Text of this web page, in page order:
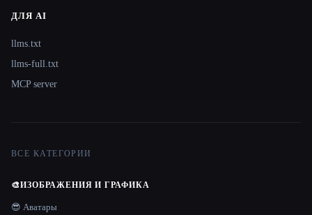
ДЛЯ AI
llms.txt
llms-full.txt
MCP server
ВСЕ КАТЕГОРИИ
🎨ИЗОБРАЖЕНИЯ И ГРАФИКА
😎 Аватары